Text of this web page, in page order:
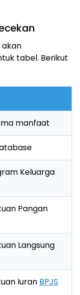
akan
tabel. Berikut
manfaat
Keluarga
Pangan
Langsung
Iuran BPJS